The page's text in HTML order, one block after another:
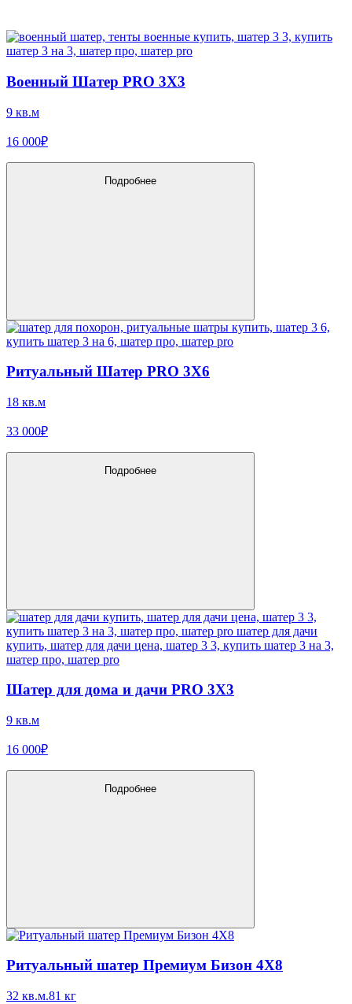
Военный Шатер PRO 3X3
9 кв.м
16 000₽
Подробнее
Ритуальный Шатер PRO 3X6
18 кв.м
33 000₽
Подробнее
Шатер для дома и дачи PRO 3X3
9 кв.м
16 000₽
Подробнее
Ритуальный шатер Премиум Бизон 4X8
32 кв.м.81 кг